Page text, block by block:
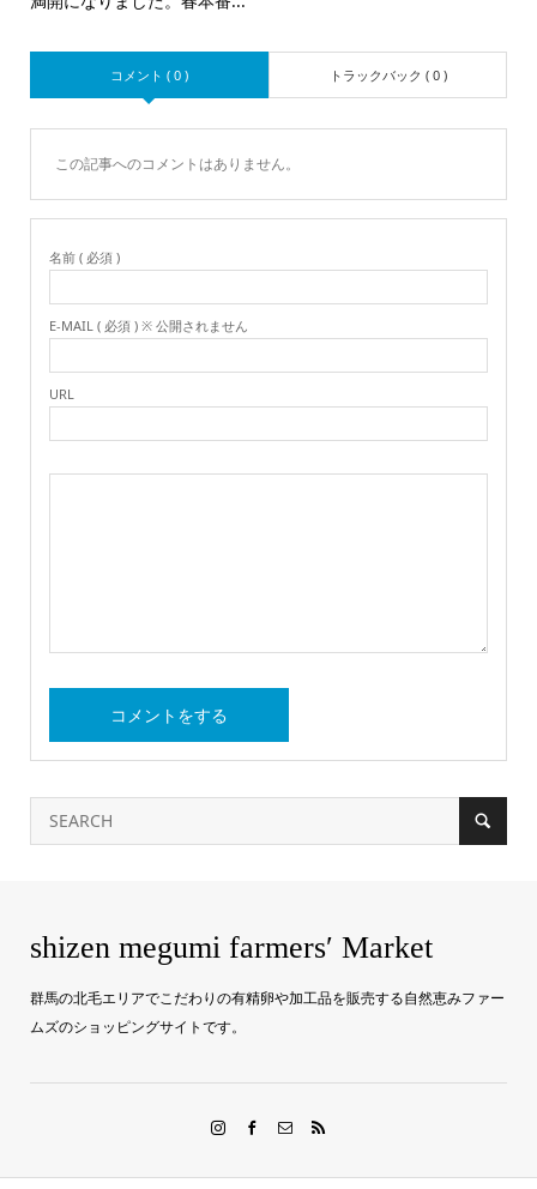
コメント ( 0 ) トラックバック ( 0 )
この記事へのコメントはありません。
名前 ( 必須 )
E-MAIL ( 必須 ) ※ 公開されません
URL
shizen megumi farmers′ Market
群馬の北毛エリアでこだわりの有精卵や加工品を販売する自然恵みファー
ムズのショッピングサイトです。